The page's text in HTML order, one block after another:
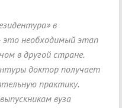
в
это необходимый этап
в другой стране.
доктор получает
практику.
вуза